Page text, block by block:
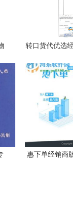
转口货代优选
惠下单经销商